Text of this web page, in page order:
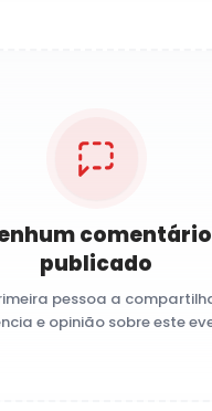
comentário
publicado
pessoa a
e opinião sobre este